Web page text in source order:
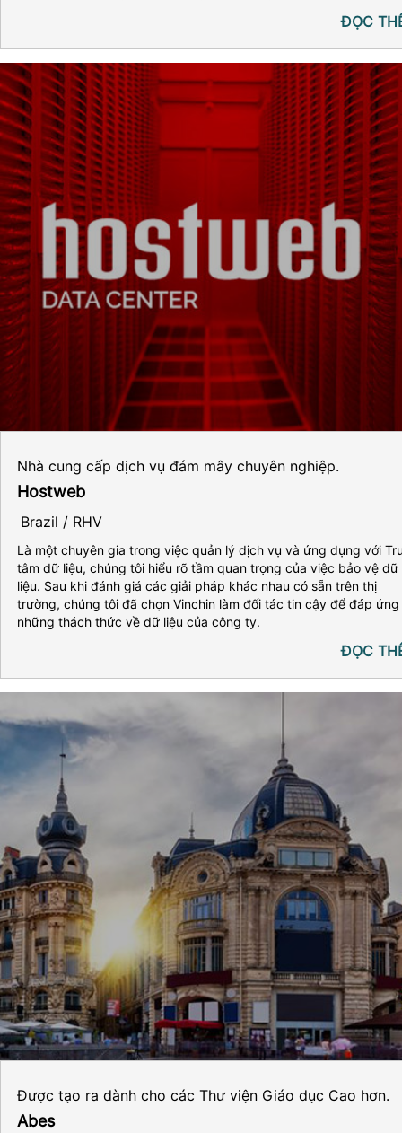
ĐỌC
Nhà cung cấp dịch vụ đám mây chuyên nghiệp.
Hostweb
Brazil / RHV
Là một chuyên gia trong việc quản lý dịch vụ và ứng dụng với
tâm dữ liệu, chúng tôi hiểu rõ tầm quan trọng của việc bảo vệ dữ
liệu. Sau khi đánh giá các giải pháp khác nhau có sẵn trên thị
trường, chúng tôi đã chọn Vinchin làm đối tác tin cậy để đáp ứng
những thách thức về dữ liệu của công ty.
ĐỌC
Được tạo ra dành cho các Thư viện Giáo dục Cao hơn.
Abes